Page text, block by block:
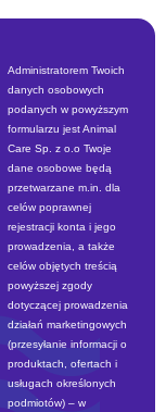
Administratorem Twoich
danych osobowych
podanych w powyższym
formularzu jest Animal
Care Sp. z o.o Twoje
dane osobowe będą
przetwarzane m.in. dla
celów poprawnej
rejestracji konta i jego
prowadzenia, a także
celów objętych treścią
powyższej zgody
dotyczącej prowadzenia
działań marketingowych
(przesyłanie informacji o
produktach, ofertach i
usługach określonych
podmiotów) – w